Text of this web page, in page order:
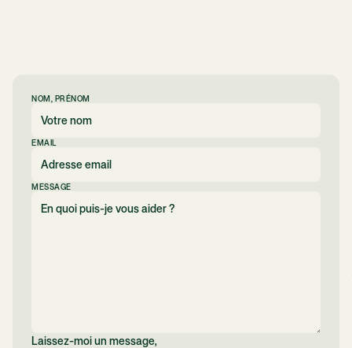
NOM, PRÉNOM
EMAIL
MESSAGE
Laissez-moi un message,